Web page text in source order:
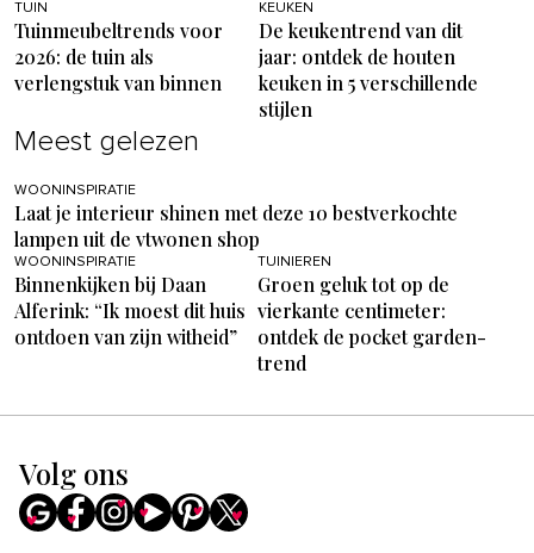
TUIN
Tuinmeubeltrends voor
2026: de tuin als
verlengstuk van binnen
KEUKEN
De keukentrend van dit
jaar: ontdek de houten
keuken in 5 verschillende
stijlen
Meest gelezen
WOONINSPIRATIE
Laat je interieur shinen met deze 10 bestverkochte
lampen uit de vtwonen shop
WOONINSPIRATIE
Binnenkijken bij Daan
Alferink: “Ik moest dit huis
ontdoen van zijn witheid”
TUINIEREN
Groen geluk tot op de
vierkante centimeter:
ontdek de pocket garden-
trend
Volg ons